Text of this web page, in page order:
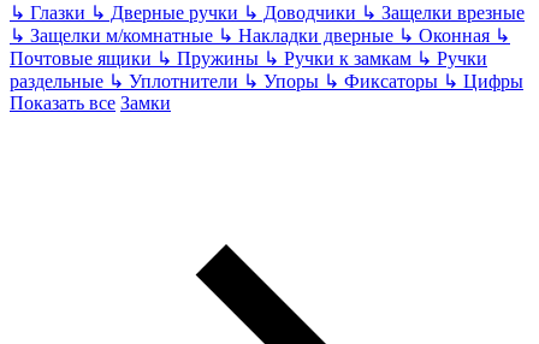
↳ Глазки ↳ Дверные ручки ↳ Доводчики ↳ Защелки врезные
↳ Защелки м/комнатные ↳ Накладки дверные ↳ Оконная ↳
Почтовые ящики ↳ Пружины ↳ Ручки к замкам ↳ Ручки
раздельные ↳ Уплотнители ↳ Упоры ↳ Фиксаторы ↳ Цифры
Показать все Замки